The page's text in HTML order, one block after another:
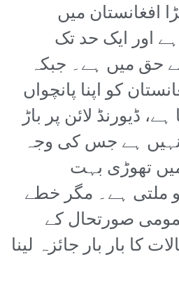
افغانستان میں
اور ایک حد تک
کے حق میں ہے۔ جبکہ
کو اپنا پانچواں
ڈیورنڈ لائن پر باڑ
ہے جس کی وجہ
تھوڑی بہت
ملتی ہے۔ مگر خطے
صورتحال کے
کا بار بار جائزہ لینا